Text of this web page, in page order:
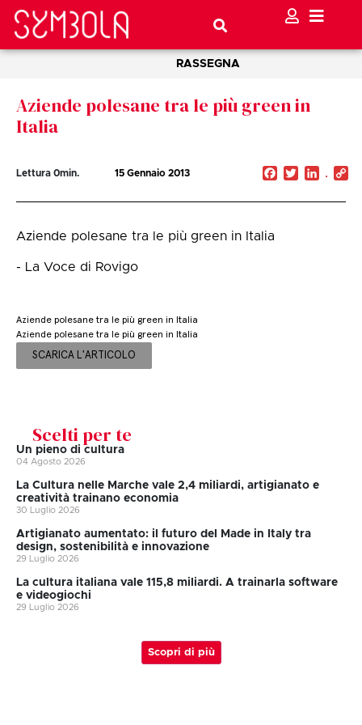
RASSEGNA
Aziende polesane tra le più green in
Italia
Lettura 0min. 15 Gennaio 2013 Facebook
Twitter
Aziende polesane tra le più green in Italia
- La Voce di Rovigo
Aziende polesane tra le più green in Italia
Aziende polesane tra le più green in Italia
SCARICA L'ARTICOLO
Scelti per te
Un pieno di cultura
04 Agosto 2026
La Cultura nelle Marche vale 2,4 miliardi, artigianato e
creatività trainano economia
30 Luglio 2026
Artigianato aumentato: il futuro del Made in Italy tra
design, sostenibilità e innovazione
29 Luglio 2026
La cultura italiana vale 115,8 miliardi. A trainarla software
e videogiochi
29 Luglio 2026
Scopri di più